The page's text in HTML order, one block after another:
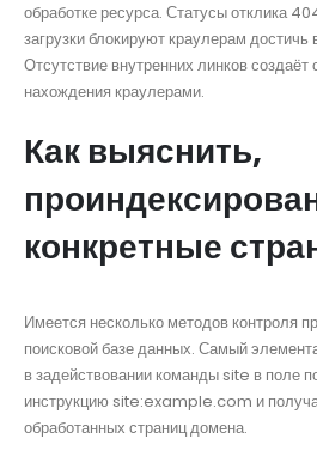
обработке ресурса. Статусы отклика
загрузки блокируют краулерам достичь
Отсутствие внутренних линков создаёт
нахождения краулерами.
Как выяснить,
конкретные
Имеется несколько методов контроля
поисковой базе данных. Самый
в задействовании команды site в поле
инструкцию site:example.com и
обработанных страниц домена.